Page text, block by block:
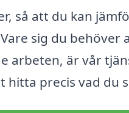
så att du kan
sig du behöver
arbeten, är vår
hitta precis vad du